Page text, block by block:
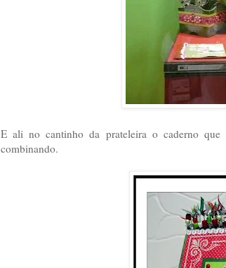
E ali no cantinho da prateleira o caderno
combinando.